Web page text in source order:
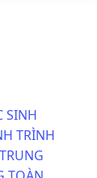
SINH
TRÌNH